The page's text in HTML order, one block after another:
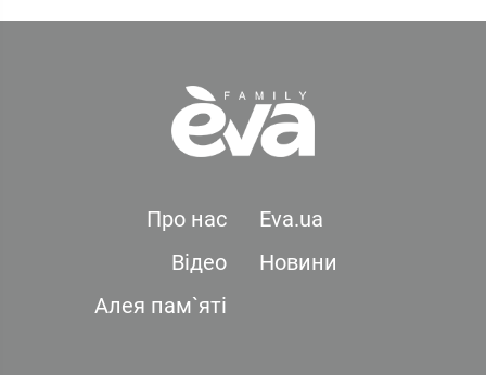
Про нас
Eva.ua
Відео
Новини
Алея пам`яті